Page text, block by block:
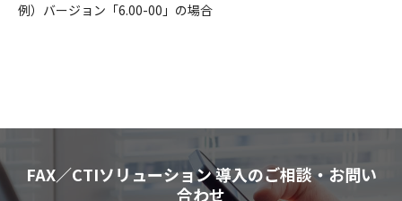
例）バージョン「6.00-00」の場合
FAX／CTIソリューション 導入のご相談・お問い
合わせ